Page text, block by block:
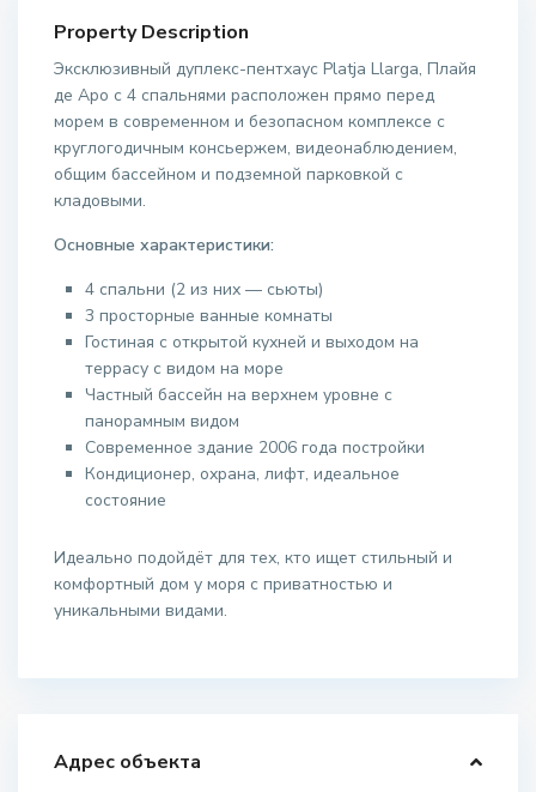
Property Description
Эксклюзивный дуплекс-пентхаус Platja Llarga, Плайя
де Аро с 4 спальнями расположен прямо перед
морем в современном и безопасном комплексе с
круглогодичным консьержем, видеонаблюдением,
общим бассейном и подземной парковкой с
кладовыми.
Основные характеристики:
4 спальни (2 из них — сьюты)
3 просторные ванные комнаты
Гостиная с открытой кухней и выходом на
террасу с видом на море
Частный бассейн на верхнем уровне с
панорамным видом
Современное здание 2006 года постройки
Кондиционер, охрана, лифт, идеальное
состояние
Идеально подойдёт для тех, кто ищет стильный и
комфортный дом у моря с приватностью и
уникальными видами.
Адрес объекта